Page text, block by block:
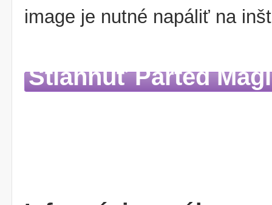
image je nutné napáliť na
Stiahnuť Parted